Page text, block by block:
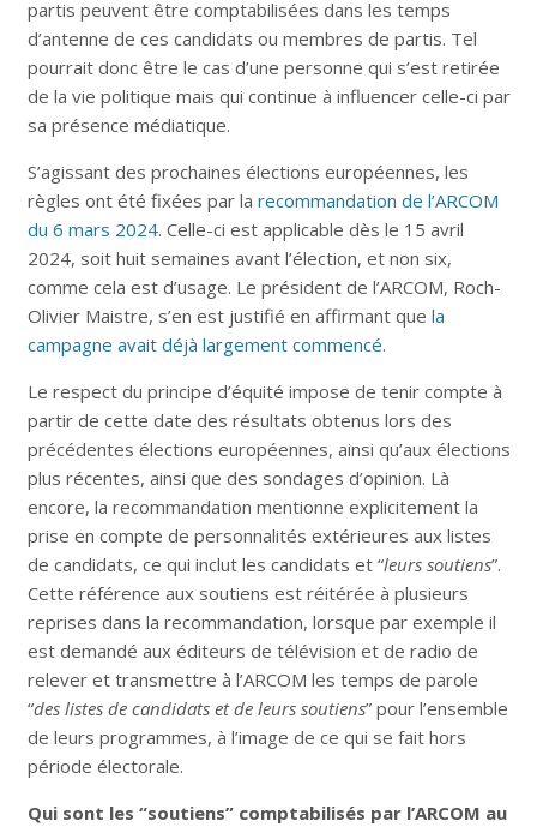
partis peuvent être comptabilisées dans les temps
d’antenne de ces candidats ou membres de partis. Tel
pourrait donc être le cas d’une personne qui s’est retirée
de la vie politique mais qui continue à influencer celle-ci par
sa présence médiatique.
S’agissant des prochaines élections européennes, les
règles ont été fixées par la recommandation de l’ARCOM
du 6 mars 2024. Celle-ci est applicable dès le 15 avril
2024, soit huit semaines avant l’élection, et non six,
comme cela est d’usage. Le président de l’ARCOM, Roch-
Olivier Maistre, s’en est justifié en affirmant que la
campagne avait déjà largement commencé.
Le respect du principe d’équité impose de tenir compte à
partir de cette date des résultats obtenus lors des
précédentes élections européennes, ainsi qu’aux élections
plus récentes, ainsi que des sondages d’opinion. Là
encore, la recommandation mentionne explicitement la
prise en compte de personnalités extérieures aux listes
de candidats, ce qui inclut les candidats et “leurs soutiens”.
Cette référence aux soutiens est réitérée à plusieurs
reprises dans la recommandation, lorsque par exemple il
est demandé aux éditeurs de télévision et de radio de
relever et transmettre à l’ARCOM les temps de parole
“des listes de candidats et de leurs soutiens” pour l’ensemble
de leurs programmes, à l’image de ce qui se fait hors
période électorale.
Qui sont les “soutiens” comptabilisés par l’ARCOM au